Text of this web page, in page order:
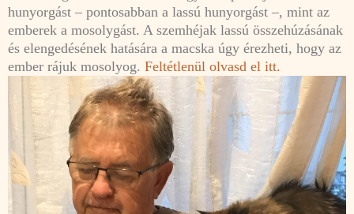
hunyorgást – pontosabban a lassú hunyorgást –, mint az
emberek a mosolygást. A szemhéjak lassú összehúzásának
és elengedésének hatására a macska úgy érezheti, hogy az
ember rájuk mosolyog. Feltétlenül olvasd el itt.